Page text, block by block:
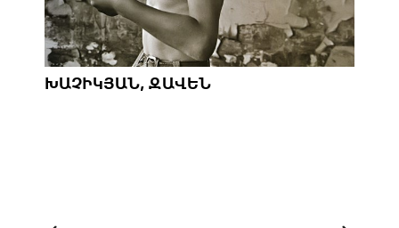
ԽԱՉԻԿՅԱՆ, ԶԱՎԵՆ